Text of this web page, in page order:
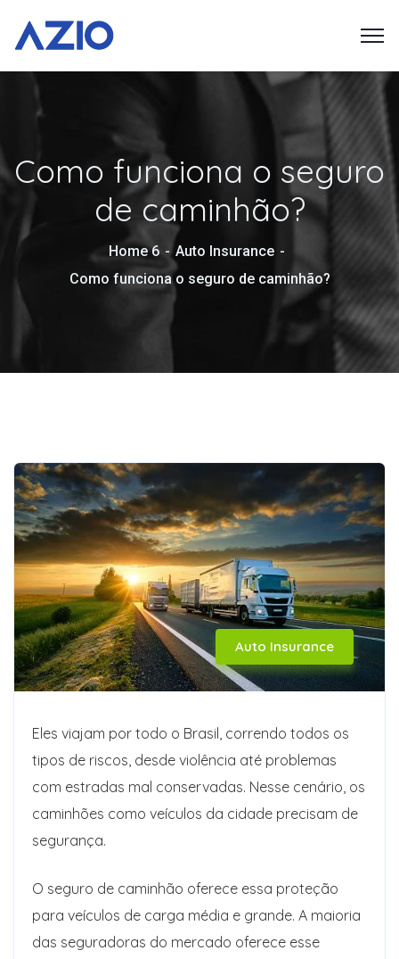
Como funciona o seguro
de caminhão?
Home 6
Auto Insurance
Como funciona o seguro de caminhão?
Auto Insurance
Eles viajam por todo o Brasil, correndo todos os
tipos de riscos, desde violência até problemas
com estradas mal conservadas. Nesse cenário, os
caminhões como veículos da cidade precisam de
segurança.
O seguro de caminhão oferece essa proteção
para veículos de carga média e grande. A maioria
das seguradoras do mercado oferece esse